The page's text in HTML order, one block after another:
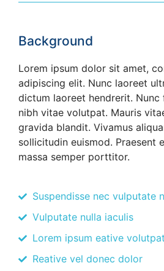
Background
Lorem ipsum dolor sit amet,
adipiscing elit. Nunc laoreet
dictum laoreet hendrerit. Nunc
nibh vitae volutpat. Mauris
gravida blandit. Vivamus
sollicitudin euismod. Praesent
massa semper porttitor.
Suspendisse nec vulputate
Vulputate nulla iaculis
Lorem ipsum eative
Reative vel donec dolor